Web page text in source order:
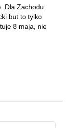
Dla Zachodu
but to tylko
8 maja, nie